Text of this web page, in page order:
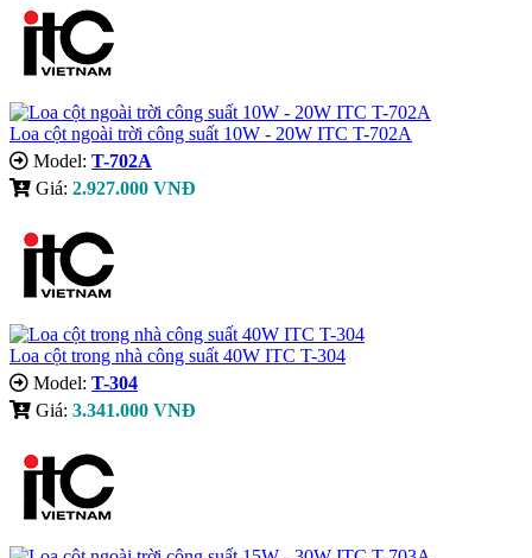
Loa cột ngoài trời công suất 10W - 20W ITC T-702A
Model: T-702A
Giá: 2.927.000 VNĐ
Loa cột trong nhà công suất 40W ITC T-304
Model: T-304
Giá: 3.341.000 VNĐ